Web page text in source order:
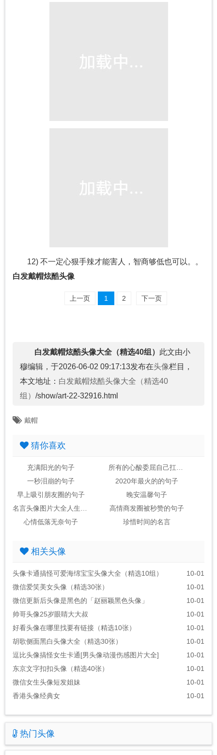
12) 不一定心狠手辣才能害人，智商够低也可以。。
白发戴帽炫酷头像
上一页 1 2 下一页
白发戴帽炫酷头像大全（精选40组） 此文由小
穆编辑，于2026-06-02 09:17:13发布在头像栏目，
本文地址： 白发戴帽炫酷头像大全（精选40
组） /show/art-22-32916.html
戴帽
猜你喜欢
充满阳光的句子
一秒泪崩的句子
2020年最火的的句子
早上吸引朋友圈的句子
晚安温馨句子
高情商发圈被秒赞的句子
心情低落无奈句子
珍惜时间的名言
相关头像
头像卡通搞怪可爱海绵宝宝头像大全（精选10组）
10-01
微信爱笑美女头像（精选30张）
10-01
微信更新后头像是黑色的「赵丽颖黑色头像」
10-01
帅哥头像25岁眼睛大大叔
10-01
好看头像在哪里找要有链接（精选10张）
10-01
胡歌侧面黑白头像大全（精选30张）
10-01
逗比头像搞怪女生卡通[男头像动漫伤感图片大全]
10-01
东京文字扣扣头像（精选40张）
10-01
微信女生头像短发姐妹
10-01
香港头像经典女
10-01
热门头像